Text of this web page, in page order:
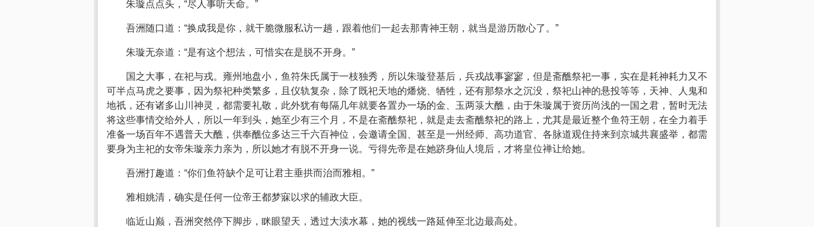
朱璇点点头，“尽人事听天命。”
吾洲随口道：“换成我是你，就干脆微服私访一趟，跟着他们一起去那青神王朝，就当是游历散心了。”
朱璇无奈道：“是有这个想法，可惜实在是脱不开身。”
国之大事，在祀与戎。雍州地盘小，鱼符朱氏属于一枝独秀，所以朱璇登基后，兵戎战事寥寥，但是斋醮祭祀一事，实在是耗神耗力又不
可半点马虎之要事，因为祭祀种类繁多，且仪轨复杂，除了既祀天地的燔烧、牺牲，还有那祭水之沉没，祭祀山神的悬投等等，天神、人鬼和
地祇，还有诸多山川神灵，都需要礼敬，此外犹有每隔几年就要各置办一场的金、玉两箓大醮，由于朱璇属于资历尚浅的一国之君，暂时无法
将这些事情交给外人，所以一年到头，她至少有三个月，不是在斋醮祭祀，就是走去斋醮祭祀的路上，尤其是最近整个鱼符王朝，在全力着手
准备一场百年不遇普天大醮，供奉醮位多达三千六百神位，会邀请全国、甚至是一州经师、高功道官、各脉道观住持来到京城共襄盛举，都需
要身为主祀的女帝朱璇亲力亲为，所以她才有脱不开身一说。亏得先帝是在她跻身仙人境后，才将皇位禅让给她。
吾洲打趣道：“你们鱼符缺个足可让君主垂拱而治而雅相。”
雅相姚清，确实是任何一位帝王都梦寐以求的辅政大臣。
临近山巅，吾洲突然停下脚步，眯眼望天，透过大渎水幕，她的视线一路延伸至北边最高处。